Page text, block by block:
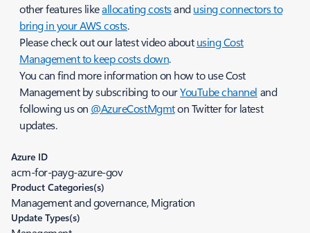
other features likeallocating costsandusing connectors to
bring in your AWS costs.
Please check out our latest video aboutusing Cost
Management to keep costs down.
You can find more information on how to use Cost
Management by subscribing to ourYouTube channel and
following us on @AzureCostMgmton Twitter for latest
updates.
Azure ID
acm-for-payg-azure-gov
Product Categories(s)
Management and governance, Migration
Update Types(s)